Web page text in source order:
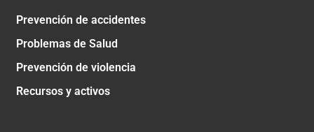
Prevención de accidentes
Problemas de Salud
Prevención de violencia
Recursos y activos